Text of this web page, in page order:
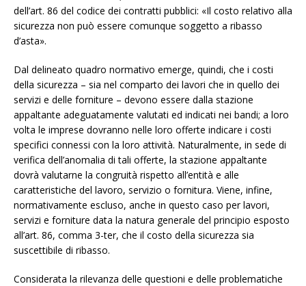
dell’art. 86 del codice dei contratti pubblici: «Il costo relativo alla
sicurezza non può essere comunque soggetto a ribasso
d’asta».
Dal delineato quadro normativo emerge, quindi, che i costi
della sicurezza – sia nel comparto dei lavori che in quello dei
servizi e delle forniture – devono essere dalla stazione
appaltante adeguatamente valutati ed indicati nei bandi; a loro
volta le imprese dovranno nelle loro offerte indicare i costi
specifici connessi con la loro attività. Naturalmente, in sede di
verifica dell’anomalia di tali offerte, la stazione appaltante
dovrà valutarne la congruità rispetto all’entità e alle
caratteristiche del lavoro, servizio o fornitura. Viene, infine,
normativamente escluso, anche in questo caso per lavori,
servizi e forniture data la natura generale del principio esposto
all’art. 86, comma 3-ter, che il costo della sicurezza sia
suscettibile di ribasso.
Considerata la rilevanza delle questioni e delle problematiche